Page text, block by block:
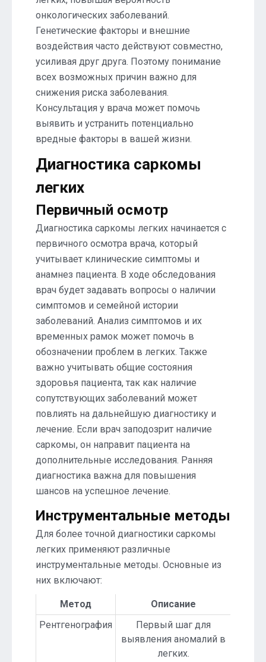
онкологических заболеваний.
Генетические факторы и внешние
воздействия часто действуют совместно,
усиливая друг друга. Поэтому понимание
всех возможных причин важно для
снижения риска заболевания.
Консультация у врача может помочь
выявить и устранить потенциально
вредные факторы в вашей жизни.
Диагностика саркомы
легких
Первичный осмотр
Диагностика саркомы легких начинается с
первичного осмотра врача, который
учитывает клинические симптомы и
анамнез пациента. В ходе обследования
врач будет задавать вопросы о наличии
симптомов и семейной истории
заболеваний. Анализ симптомов и их
временных рамок может помочь в
обозначении проблем в легких. Также
важно учитывать общие состояния
здоровья пациента, так как наличие
сопутствующих заболеваний может
повлиять на дальнейшую диагностику и
лечение. Если врач заподозрит наличие
саркомы, он направит пациента на
дополнительные исследования. Ранняя
диагностика важна для повышения
шансов на успешное лечение.
Инструментальные методы
Для более точной диагностики саркомы
легких применяют различные
инструментальные методы. Основные из
них включают:
Метод
Описание
Рентгенография
Первый шаг для
выявления аномалий в
легких.